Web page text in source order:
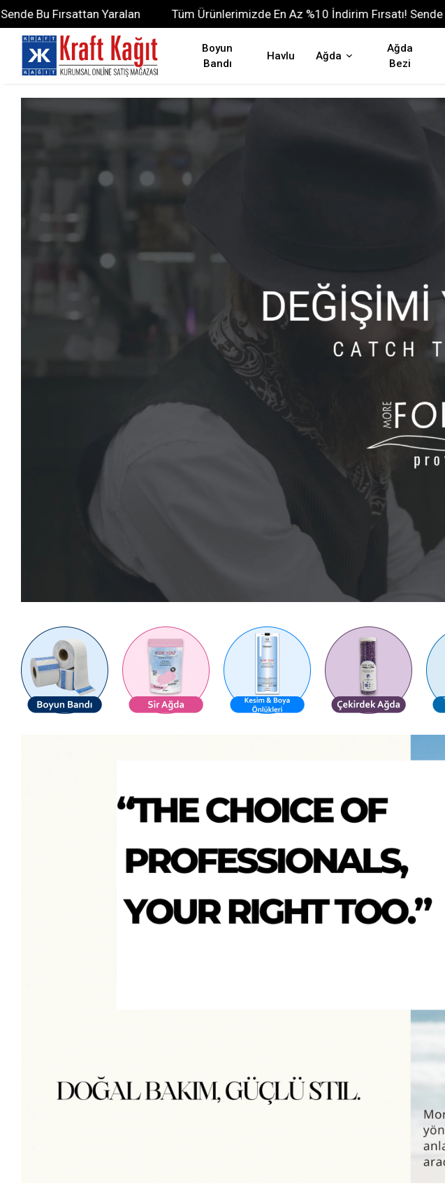
Tüm Ürünlerimizde En Az %10 İndirim Fırsatı! Sende Bu Fırsattan Yaralan
Boyun
Bandı
Havlu Ağda
Ağda
Bezi